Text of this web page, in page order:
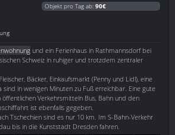
Objekt pro Tag ab: 90€
und ein Ferienhaus in Rathmannsdorf bei
Schweiz in ruhiger und trotzdem zentraler
Bäcker, Einkaufsmarkt (Penny und Lidl), eine
sind in wenigen Minuten zu Fuß erreichbar. Eine gute
Verkehrsmitteln Bus, Bahn und den
ist ebenfalls gegeben.
Tschechien sind es nur 10 km. Im S-Bahn-Verkehr
bis in die Kunststadt Dresden fahren.